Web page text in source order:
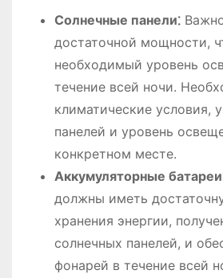
Солнечные панели⁚
достаточной мощности,
необходимый уровень
течение всей ночи.
климатические условия,
панелей и уровень
конкретном месте.
Аккумуляторные
должны иметь
хранения энергии,
солнечных панелей, и
фонарей в течение всей